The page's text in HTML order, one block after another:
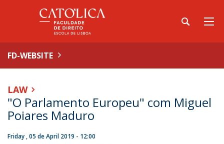
FD-WEBSITE
LAW
"O Parlamento Europeu" com Miguel
Poiares Maduro
Friday , 05 de April 2019 - 12:00